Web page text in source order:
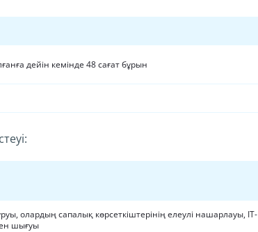
дейін кемінде 48 сағат бұрын
олардың сапалық көрсеткіштерінің елеулі нашарлауы, IT-
шығуы